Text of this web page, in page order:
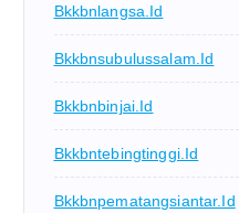
Bkkbnlangsa.id
Bkkbnsubulussalam.id
Bkkbnbinjai.id
Bkkbntebingtinggi.id
Bkkbnpematangsiantar.id